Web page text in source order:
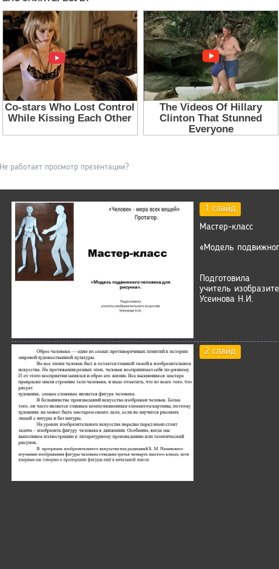
Не работает просмотр презентации?
1 слайд
Мастер-класс
«Модель
Подготовила
учитель
Усеинова Н.И.
2 слайд